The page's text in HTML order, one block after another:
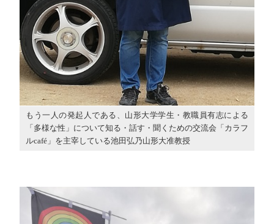
もう一人の発起人である、山形大学学生・教職員有志による
「多様な性」について知る・話す・聞くための交流会「カラフ
ルcafé」を主宰している池田弘乃山形大准教授